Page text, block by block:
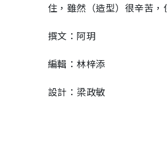
住，雖然（造型）很辛苦，
撰文：阿玥
編輯：林梓添
設計：梁政敏